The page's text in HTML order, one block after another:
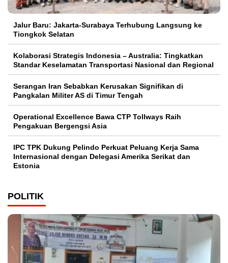
Jalur Baru: Jakarta-Surabaya Terhubung Langsung ke
Tiongkok Selatan
Kolaborasi Strategis Indonesia – Australia: Tingkatkan
Standar Keselamatan Transportasi Nasional dan Regional
Serangan Iran Sebabkan Kerusakan Signifikan di
Pangkalan Militer AS di Timur Tengah
Operational Excellence Bawa CTP Tollways Raih
Pengakuan Bergengsi Asia
IPC TPK Dukung Pelindo Perkuat Peluang Kerja Sama
Internasional dengan Delegasi Amerika Serikat dan
Estonia
POLITIK